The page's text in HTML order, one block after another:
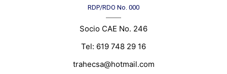
RDP/RDO No. 000
Socio CAE No. 246
Tel: 619 748 29 16
trahecsa@hotmail.com